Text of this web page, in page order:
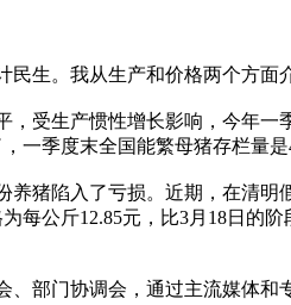
生。我从生产和价格两个方面
受生产惯性增长影响，今年
一季度末全国能繁母猪存栏量
猪陷入了亏损。近期，在清
每公斤12.85元，比3月18日的
部门协调会，通过主流媒体